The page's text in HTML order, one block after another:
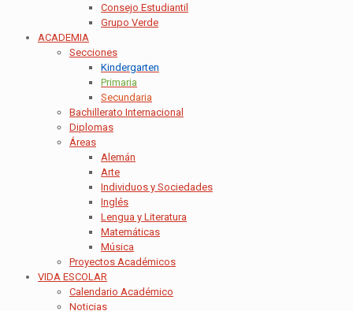
Consejo Estudiantil
Grupo Verde
ACADEMIA
Secciones
Kindergarten
Primaria
Secundaria
Bachillerato Internacional
Diplomas
Áreas
Alemán
Arte
Individuos y Sociedades
Inglés
Lengua y Literatura
Matemáticas
Música
Proyectos Académicos
VIDA ESCOLAR
Calendario Académico
Noticias